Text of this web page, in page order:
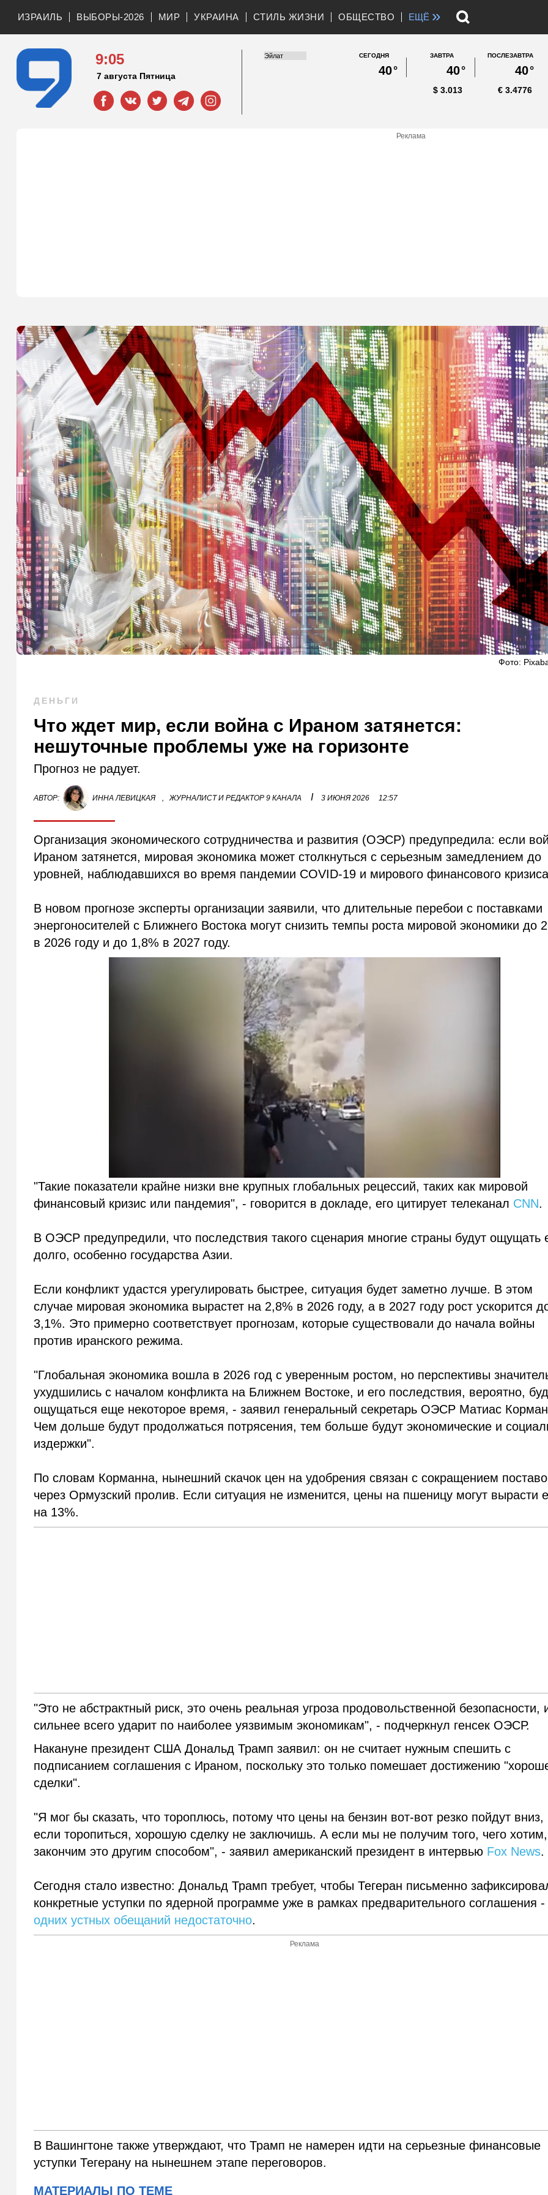
ИЗРАИЛЬ ВЫБОРЫ-2026 МИР УКРАИНА СТИЛЬ ЖИЗНИ ОБЩЕСТВО ЕЩЁ »
9:05
7 августа Пятница
СЕГОДНЯ
40°
ЗАВТРА
40°
ПОСЛЕЗАВТРА
40°
3.013
$ 3.4776
€
Реклама
Фото:
ДЕНЬГИ
Что ждет мир, если война с Ираном затянется:
нешуточные проблемы уже на горизонте
Прогноз не радует.
АВТОР: ИННА ЛЕВИЦКАЯ , ЖУРНАЛИСТ И РЕДАКТОР 9 КАНАЛА I 3 ИЮНЯ 2026 12:57
Организация экономического сотрудничества и развития (ОЭСР) предупредила: если
Ираном затянется, мировая экономика может столкнуться с серьезным замедлением до
уровней, наблюдавшихся во время пандемии COVID-19 и мирового финансового
В новом прогнозе эксперты организации заявили, что длительные перебои с поставками
энергоносителей с Ближнего Востока могут снизить темпы роста мировой экономики до
в 2026 году и до 1,8% в 2027 году.
"Такие показатели крайне низки вне крупных глобальных рецессий, таких как мировой
финансовый кризис или пандемия", - говорится в докладе, его цитирует телеканал CNN.
В ОЭСР предупредили, что последствия такого сценария многие страны будут ощущать
долго, особенно государства Азии.
Если конфликт удастся урегулировать быстрее, ситуация будет заметно лучше. В этом
случае мировая экономика вырастет на 2,8% в 2026 году, а в 2027 году рост ускорится
3,1%. Это примерно соответствует прогнозам, которые существовали до начала войны
против иранского режима.
"Глобальная экономика вошла в 2026 год с уверенным ростом, но перспективы
ухудшились с началом конфликта на Ближнем Востоке, и его последствия, вероятно,
ощущаться еще некоторое время, - заявил генеральный секретарь ОЭСР Матиас
Чем дольше будут продолжаться потрясения, тем больше будут экономические и
издержки".
По словам Корманна, нынешний скачок цен на удобрения связан с сокращением
через Ормузский пролив. Если ситуация не изменится, цены на пшеницу могут вырасти
на 13%.
"Это не абстрактный риск, это очень реальная угроза продовольственной безопасности,
сильнее всего ударит по наиболее уязвимым экономикам", - подчеркнул генсек ОЭСР.
Накануне президент США Дональд Трамп заявил: он не считает нужным спешить с
подписанием соглашения с Ираном, поскольку это только помешает достижению
сделки".
"Я мог бы сказать, что тороплюсь, потому что цены на бензин вот-вот резко пойдут вниз,
если торопиться, хорошую сделку не заключишь. А если мы не получим того, чего
закончим это другим способом", - заявил американский президент в интервью Fox News.
Сегодня стало известно: Дональд Трамп требует, чтобы Тегеран письменно
конкретные уступки по ядерной программе уже в рамках предварительного соглашения -
одних устных обещаний недостаточно.
Реклама
В Вашингтоне также утверждают, что Трамп не намерен идти на серьезные финансовые
уступки Тегерану на нынешнем этапе переговоров.
МАТЕРИАЛЫ ПО ТЕМЕ